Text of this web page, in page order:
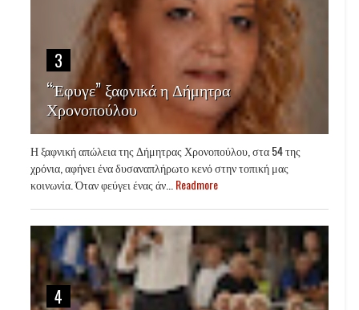
3
“Έφυγε” ξαφνικά η Δήμητρα
Χρονοπούλου
Η ξαφνική απώλεια της Δήμητρας Χρονοπούλου, στα 54 της
χρόνια, αφήνει ένα δυσαναπλήρωτο κενό στην τοπική μας
κοινωνία. Όταν φεύγει ένας άν... Readmore
4